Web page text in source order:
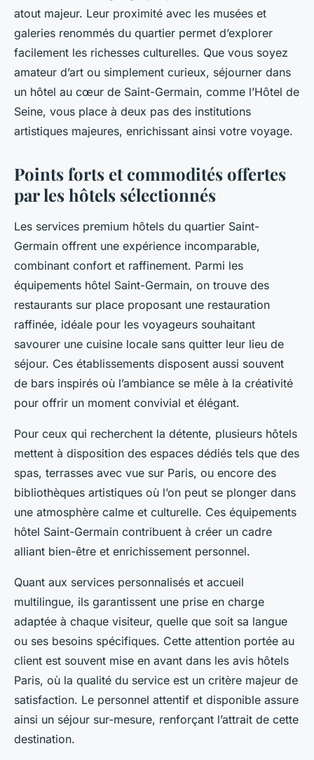
atout majeur. Leur proximité avec les musées et
galeries renommés du quartier permet d’explorer
facilement les richesses culturelles. Que vous soyez
amateur d’art ou simplement curieux, séjourner dans
un hôtel au cœur de Saint-Germain, comme l’Hôtel de
Seine, vous place à deux pas des institutions
artistiques majeures, enrichissant ainsi votre voyage.
Points forts et commodités offertes
par les hôtels sélectionnés
Les services premium hôtels du quartier Saint-
Germain offrent une expérience incomparable,
combinant confort et raffinement. Parmi les
équipements hôtel Saint-Germain, on trouve des
restaurants sur place proposant une restauration
raffinée, idéale pour les voyageurs souhaitant
savourer une cuisine locale sans quitter leur lieu de
séjour. Ces établissements disposent aussi souvent
de bars inspirés où l’ambiance se mêle à la créativité
pour offrir un moment convivial et élégant.
Pour ceux qui recherchent la détente, plusieurs hôtels
mettent à disposition des espaces dédiés tels que des
spas, terrasses avec vue sur Paris, ou encore des
bibliothèques artistiques où l’on peut se plonger dans
une atmosphère calme et culturelle. Ces équipements
hôtel Saint-Germain contribuent à créer un cadre
alliant bien-être et enrichissement personnel.
Quant aux services personnalisés et accueil
multilingue, ils garantissent une prise en charge
adaptée à chaque visiteur, quelle que soit sa langue
ou ses besoins spécifiques. Cette attention portée au
client est souvent mise en avant dans les avis hôtels
Paris, où la qualité du service est un critère majeur de
satisfaction. Le personnel attentif et disponible assure
ainsi un séjour sur-mesure, renforçant l’attrait de cette
destination.